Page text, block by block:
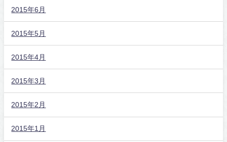
2015年6月
2015年5月
2015年4月
2015年3月
2015年2月
2015年1月